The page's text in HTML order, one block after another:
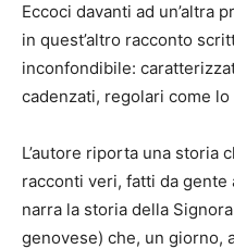
Eccoci davanti ad un’altra
in quest’altro racconto
inconfondibile:
cadenzati, regolari come
L’autore riporta una storia
racconti veri, fatti da
narra la storia della
genovese) che, un giorno,